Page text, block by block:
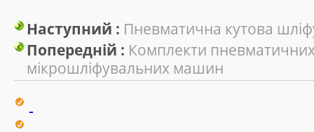
Наступний : Пневматична кутова
Попередній : Комплекти
мікрошліфувальних машин